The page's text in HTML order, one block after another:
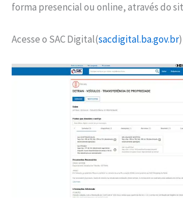
forma presencial ou online, através do
Acesse o SAC Digital(sacdigital.ba.gov.br